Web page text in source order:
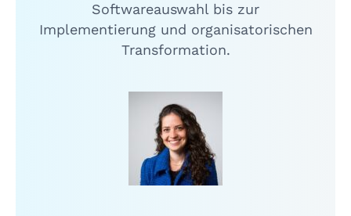
Softwareauswahl bis zur
Implementierung und organisatorischen
Transformation.